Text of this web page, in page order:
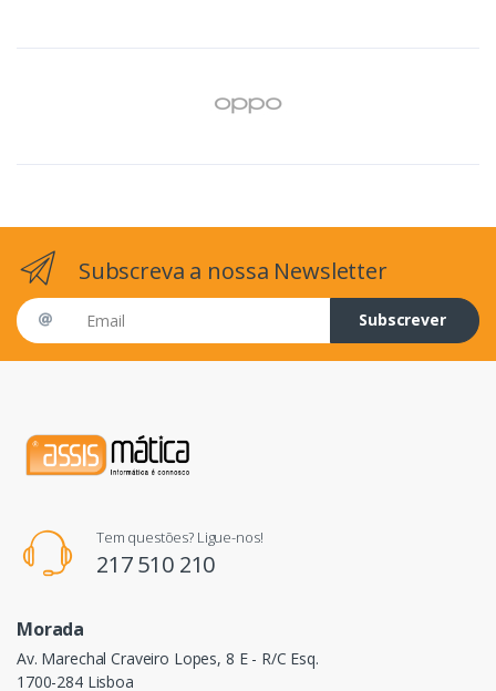
Subscreva a nossa Newsletter
Email address
Subscrever
Tem questões? Ligue-nos!
217 510 210
Morada
Av. Marechal Craveiro Lopes, 8 E - R/C Esq.
1700-284 Lisboa